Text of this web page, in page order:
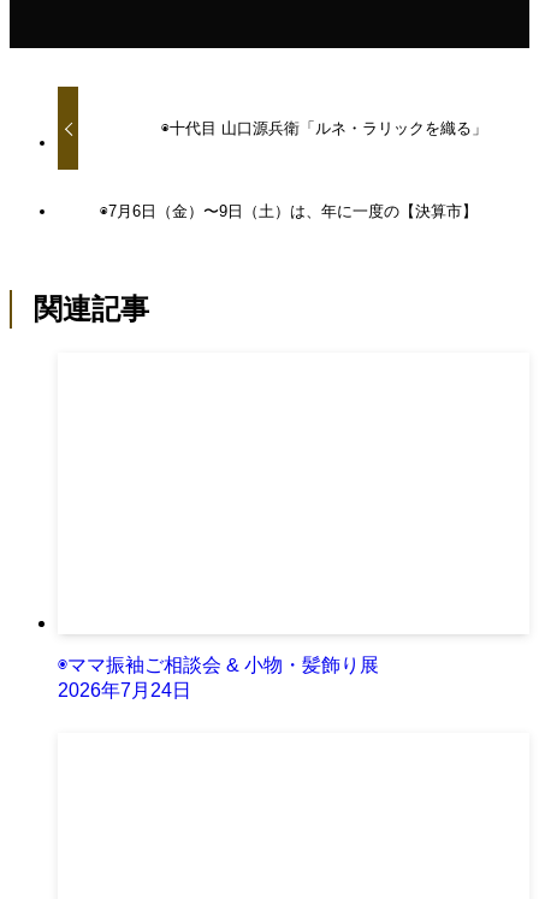
◉十代目 山口源兵衛「ルネ・ラリックを織る」
◉7月6日（金）〜9日（土）は、年に一度の【決算市】
関連記事
◉ママ振袖ご相談会 & 小物・髪飾り展
2026年7月24日